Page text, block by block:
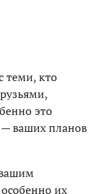
теми, кто
это
— ваших планов
их